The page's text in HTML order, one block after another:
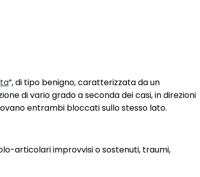
”, di tipo benigno, caratterizzata da un
di vario grado a seconda dei casi, in direzioni
entrambi bloccati sullo stesso lato.
articolari improvvisi o sostenuti, traumi,